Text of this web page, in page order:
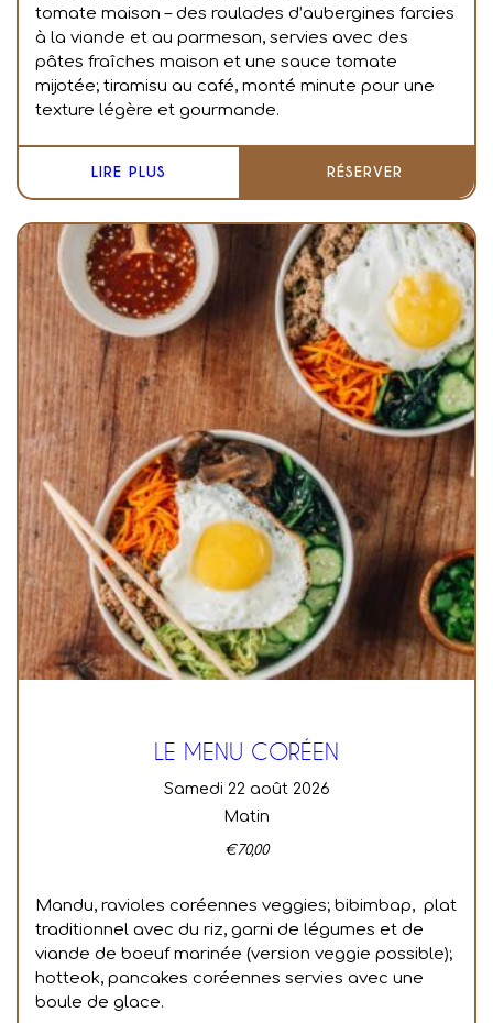
tomate maison – des roulades d’aubergines farcies
à la viande et au parmesan, servies avec des
pâtes fraîches maison et une sauce tomate
mijotée; tiramisu au café, monté minute pour une
texture légère et gourmande.
LIRE PLUS RÉSERVER
LE MENU CORÉEN
samedi 22 août 2026
Matin
€70,00
Mandu, ravioles coréennes veggies; bibimbap, plat
traditionnel avec du riz, garni de légumes et de
viande de boeuf marinée (version veggie possible);
hotteok, pancakes coréennes servies avec une
boule de glace.